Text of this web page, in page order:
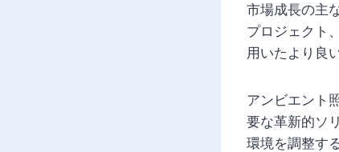
市場成長の主
プロジェクト
用いたより良
アンビエント
要な革新的ソ
環境を調整す